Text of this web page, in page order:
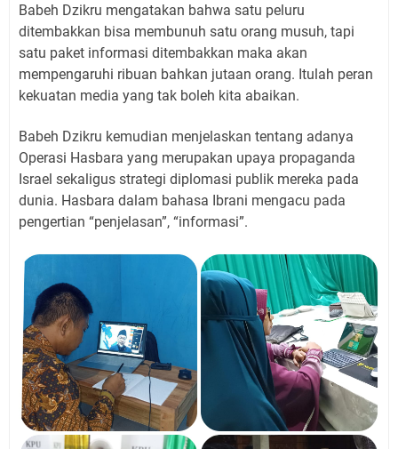
Babeh Dzikru mengatakan bahwa satu peluru
ditembakkan bisa membunuh satu orang musuh, tapi
satu paket informasi ditembakkan maka akan
mempengaruhi ribuan bahkan jutaan orang. Itulah peran
kekuatan media yang tak boleh kita abaikan.
Babeh Dzikru kemudian menjelaskan tentang adanya
Operasi Hasbara yang merupakan upaya propaganda
Israel sekaligus strategi diplomasi publik mereka pada
dunia. Hasbara dalam bahasa Ibrani mengacu pada
pengertian “penjelasan”, “informasi”.